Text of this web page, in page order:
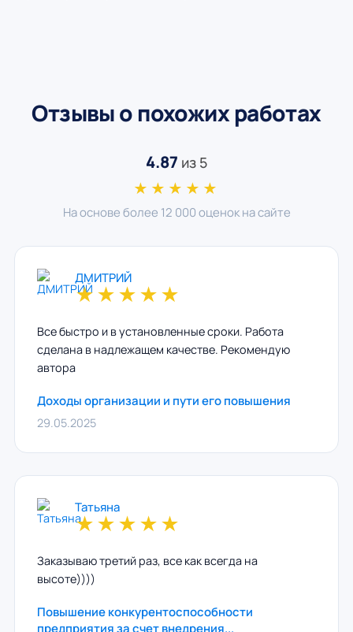
Отзывы о похожих работах
4.87 из 5
★★★★★
На основе более 12 000 оценок на сайте
ДМИТРИЙ
★★★★★
Все быстро и в установленные сроки. Работа
сделана в надлежащем качестве. Рекомендую
автора
Доходы организации и пути его повышения
29.05.2025
Татьяна
★★★★★
Заказываю третий раз, все как всегда на
высоте))))
Повышение конкурентоспособности
предприятия за счет внедрения...